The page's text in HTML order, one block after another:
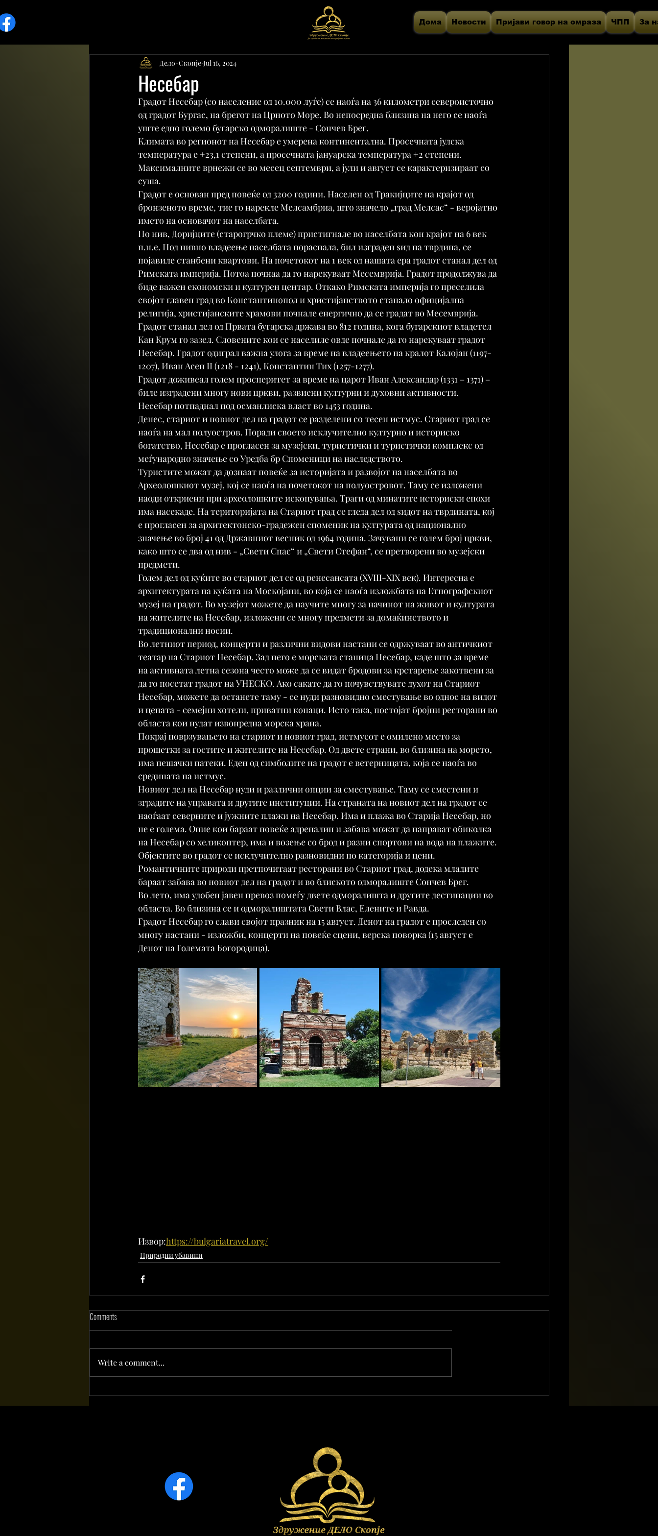
Дома Новости Пријави говор на омраза ЧПП За
Несебар
Дело-Скопје Jul 16, 2024
Градот Несебар (со население од 10.000 луѓе) се наоѓа на 36 километри североисточно
од градот Бургас, на брегот на Црното Море. Во непосредна близина на него се наоѓа
уште едно големо бугарско одморалиште - Сончев Брег.
Климата во регионот на Несебар е умерена континентална. Просечната јулска
температура е +23,1 степени, а просечната јануарска температура +2 степени.
Максималните врнежи се во месец септември, а јули и август се карактеризираат со
суша.
Градот е основан пред повеќе од 3200 години. Населен од Тракијците на крајот од
бронзеното време, тие го нарекле Мелсамбриа, што значело „град Мелсас“ - веројатно
името на основачот на населбата.
По нив, Доријците (старогрчко племе) пристигнале во населбата кон крајот на 6 век
п.н.е. Под нивно владеење населбата пораснала, бил изграден ѕид на тврдина, се
појавиле станбени квартови. На почетокот на 1 век од нашата ера градот станал дел од
Римската империја. Потоа почнаа да го нарекуваат Месемврија. Градот продолжува да
биде важен економски и културен центар. Откако Римската империја го преселила
својот главен град во Константинопол и христијанството станало официјална
религија, христијанските храмови почнале енергично да се градат во Месемврија.
Градот станал дел од Првата бугарска држава во 812 година, кога бугарскиот владетел
Кан Крум го зазел. Словените кои се населиле овде почнале да го нарекуваат градот
Несебар. Градот одиграл важна улога за време на владеењето на кралот Калојан (1197-
1207), Иван Асен II (1218 - 1241), Константин Тих (1257-1277).
Градот доживеал голем просперитет за време на царот Иван Александар (1331 – 1371) –
биле изградени многу нови цркви, развиени културни и духовни активности.
Несебар потпаднал под османлиска власт во 1453 година.
Денес, стариот и новиот дел на градот се разделени со тесен истмус. Стариот град се
наоѓа на мал полуостров. Поради своето исклучително културно и историско
богатство, Несебар е прогласен за музејски, туристички и туристички комплекс од
меѓународно значење со Уредба бр Споменици на наследството.
Туристите можат да дознаат повеќе за историјата и развојот на населбата во
Археолошкиот музеј, кој се наоѓа на почетокот на полуостровот. Таму се изложени
наоди откриени при археолошките ископувања. Траги од минатите историски епохи
има насекаде. На територијата на Стариот град се гледа дел од ѕидот на тврдината, кој
е прогласен за архитектонско-градежен споменик на културата од национално
значење во број 41 од Државниот весник од 1964 година. Зачувани се голем број цркви,
како што се два од нив - „Свети Спас“ и „Свети Стефан“, се претворени во музејски
предмети.
Голем дел од куќите во стариот дел се од ренесансата (XVIII-XIX век). Интересна е
архитектурата на куќата на Москојани, во која се наоѓа изложбата на Етнографскиот
музеј на градот. Во музејот можете да научите многу за начинот на живот и културата
на жителите на Несебар, изложени се многу предмети за домаќинството и
традиционални носии.
Во летниот период, концерти и различни видови настани се одржуваат во античкиот
театар на Стариот Несебар. Зад него е морската станица Несебар, каде што за време
на активната летна сезона често може да се видат бродови за крстарење закотвени за
да го посетат градот на УНЕСКО. Ако сакате да го почувствувате духот на Стариот
Несебар, можете да останете таму - се нуди разновидно сместување во однос на видот
и цената - семејни хотели, приватни конаци. Исто така, постојат бројни ресторани во
областа кои нудат извонредна морска храна.
Покрај поврзувањето на стариот и новиот град, истмусот е омилено место за
прошетки за гостите и жителите на Несебар. Од двете страни, во близина на морето,
има пешачки патеки. Еден од симболите на градот е ветерницата, која се наоѓа во
средината на истмус.
Новиот дел на Несебар нуди и различни опции за сместување. Таму се сместени и
зградите на управата и другите институции. На страната на новиот дел на градот се
наоѓаат северните и јужните плажи на Несебар. Има и плажа во Старија Несебар, но
не е голема. Оние кои бараат повеќе адреналин и забава можат да направат обиколка
на Несебар со хеликоптер, има и возење со брод и разни спортови на вода на плажите.
Објектите во градот се исклучително разновидни по категорија и цени.
Романтичните природи претпочитаат ресторани во Стариот град, додека младите
бараат забава во новиот дел на градот и во блиското одморалиште Сончев Брег.
Во лето, има удобен јавен превоз помеѓу двете одморалишта и другите дестинации во
областа. Во близина се и одморалиштата Свети Влас, Елените и Равда.
Градот Несебар го слави својот празник на 15 август. Денот на градот е проследен со
многу настани - изложби, концерти на повеќе сцени, верска поворка (15 август е
Денот на Големата Богородица).
Извор:https://bulgariatravel.org/
Природни убавини
Comments
Write a comment...